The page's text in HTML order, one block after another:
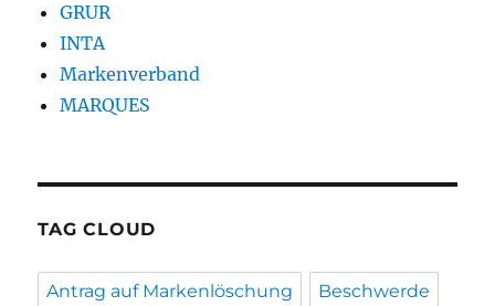
GRUR
INTA
Markenverband
MARQUES
TAG CLOUD
Antrag auf Markenlöschung Beschwerde